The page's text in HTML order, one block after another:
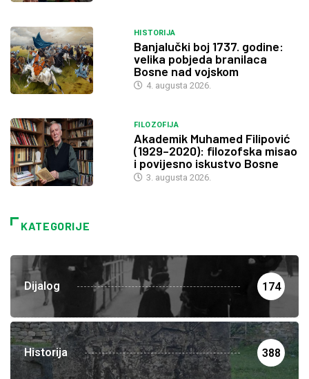
HISTORIJA
Banjalučki boj 1737. godine:
velika pobjeda branilaca
Bosne nad vojskom
4. augusta 2026.
FILOZOFIJA
Akademik Muhamed Filipović
(1929–2020): filozofska misao
i povijesno iskustvo Bosne
3. augusta 2026.
KATEGORIJE
Dijalog 174
Historija 388